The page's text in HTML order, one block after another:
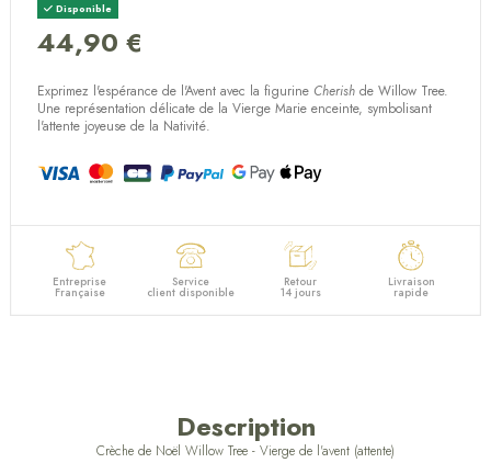
(65 avis)
Disponible
44,90 €
Exprimez l'espérance de l'Avent avec la figurine Cherish de Willow Tree.
Une représentation délicate de la Vierge Marie enceinte, symbolisant
l'attente joyeuse de la Nativité.
Entreprise
Française
Service
client disponible
Retour
14 jours
Livraison
rapide
Description
Crèche de Noël Willow Tree - Vierge de l'avent (attente)